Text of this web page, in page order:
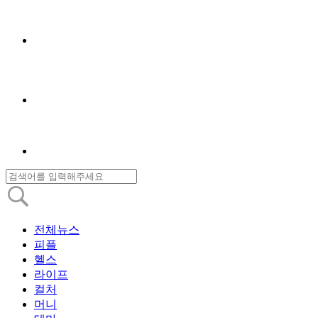
전체뉴스
피플
헬스
라이프
컬처
머니